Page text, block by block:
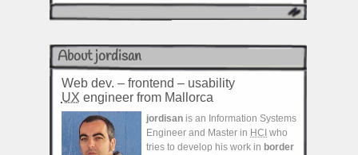
About jordisan
Web dev. – frontend – usability
UX engineer from Mallorca
jordisan is an Information Systems
Engineer and Master in HCI who
tries to develop his work in border